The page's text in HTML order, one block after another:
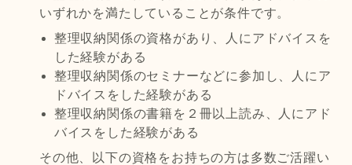
いずれかを満たしていることが条件です。
整理収納関係の資格があり、人にアドバイスを
した経験がある
整理収納関係のセミナーなどに参加し、人にア
ドバイスをした経験がある
整理収納関係の書籍を２冊以上読み、人にアド
バイスをした経験がある
その他、以下の資格をお持ちの方は多数ご活躍い